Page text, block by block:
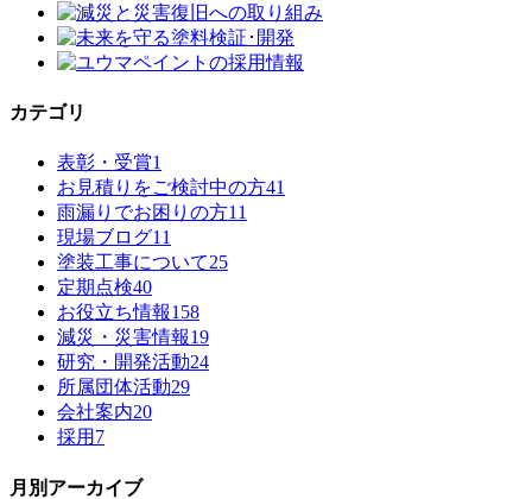
カテゴリ
表彰・受賞1
お見積りをご検討中の方41
雨漏りでお困りの方11
現場ブログ11
塗装工事について25
定期点検40
お役立ち情報158
減災・災害情報19
研究・開発活動24
所属団体活動29
会社案内20
採用 7
月別アーカイブ